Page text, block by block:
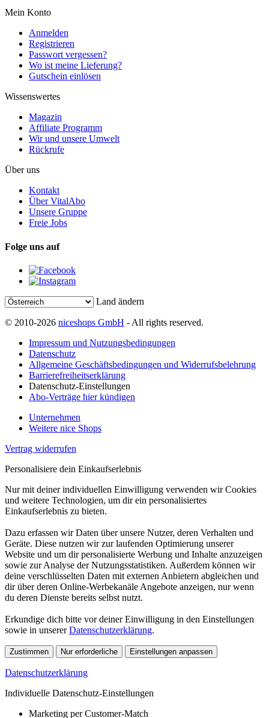
Mein Konto
Anmelden
Registrieren
Passwort vergessen?
Wo ist meine Lieferung?
Gutschein einlösen
Wissenswertes
Magazin
Affiliate Programm
Wir und unsere Umwelt
Rückrufe
Über uns
Kontakt
Über VitalAbo
Unsere Gruppe
Freie Jobs
Folge uns auf
Land ändern
© 2010-2026 niceshops GmbH - All rights reserved.
Impressum und Nutzungsbedingungen
Datenschutz
Allgemeine Geschäftsbedingungen und Widerrufsbelehrung
Barrierefreiheitserklärung
Datenschutz-Einstellungen
Abo-Verträge hier kündigen
Unternehmen
Weitere nice Shops
Vertrag widerrufen
Personalisiere dein Einkaufserlebnis
Nur mit deiner individuellen Einwilligung verwenden wir Cookies
und weitere Technologien, um dir ein personalisiertes
Einkaufserlebnis zu bieten.
Dazu erfassen wir Daten über unsere Nutzer, deren Verhalten und
Geräte. Diese nutzen wir zur laufenden Optimierung unserer
Website und um dir personalisierte Werbung und Inhalte anzuzeigen
sowie zur Analyse der Nutzungsstatistiken. Außerdem können wir
deine verschlüsselten Daten mit externen Anbietern abgleichen und
dir über deren Online-Werbekanäle Angebote anzeigen, nur wenn
du deren Dienste bereits selbst nutzt.
Erkundige dich bitte vor deiner Einwilligung in den Einstellungen
sowie in unsererDatenschutzerklärung.
Zustimmen Nur erforderliche Einstellungen anpassen
Datenschutzerklärung
Individuelle Datenschutz-Einstellungen
Marketing per Customer-Match